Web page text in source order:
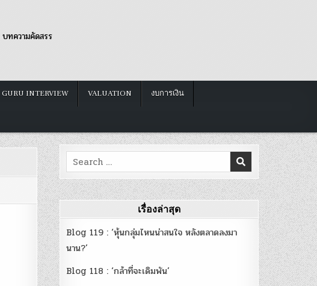
ความคัดสรร
GURU INTERVIEW VALUATION งบการเงิน
Search
for:
เรื่องล่าสุด
Blog 119 : ‘หุ้นกลุ่มไหนน่าสนใจ หลังตลาดลงมา
นาน?’
Blog 118 : ‘กล้าที่จะเดิมพัน’